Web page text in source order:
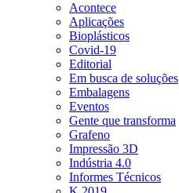
Acontece
Aplicações
Bioplásticos
Covid-19
Editorial
Em busca de soluções
Embalagens
Eventos
Gente que transforma
Grafeno
Impressão 3D
Indústria 4.0
Informes Técnicos